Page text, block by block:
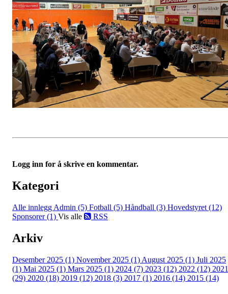
Logg inn for å skrive en kommentar.
Kategori
Alle innlegg Admin (5) Fotball (5) Håndball (3) Hovedstyret (12)
Sponsorer (1) Vis alle RSS
Arkiv
Desember 2025 (1) November 2025 (1) August 2025 (1) Juli 2025
(1) Mai 2025 (1) Mars 2025 (1) 2024 (7) 2023 (12) 2022 (12) 2021
(29) 2020 (18) 2019 (12) 2018 (3) 2017 (1) 2016 (14) 2015 (14)